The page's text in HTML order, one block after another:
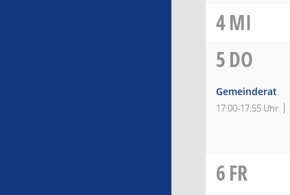
4MI
5DO
Gemeinderat
17:00-17:55 Uhr
6FR